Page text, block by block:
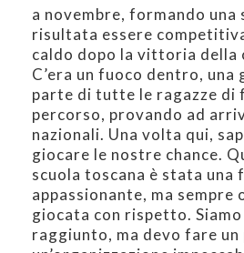
a novembre, formando una
risultata essere
caldo dopo la vittoria della
C’era un fuoco dentro, una
parte di tutte le ragazze di
percorso, provando ad
nazionali. Una volta qui,
giocare le nostre chance.
scuola toscana è stata una
appassionante, ma sempre
giocata con rispetto.
raggiunto, ma devo fare un